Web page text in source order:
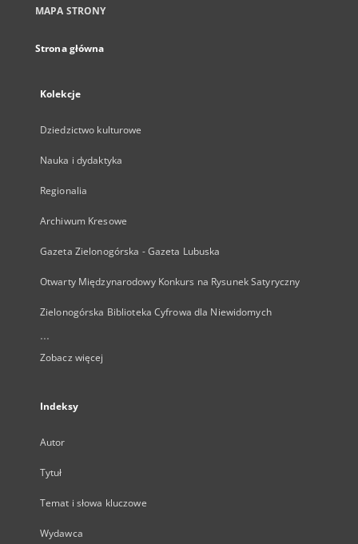
MAPA STRONY
Strona główna
Kolekcje
Dziedzictwo kulturowe
Nauka i dydaktyka
Regionalia
Archiwum Kresowe
Gazeta Zielonogórska - Gazeta Lubuska
Otwarty Międzynarodowy Konkurs na Rysunek Satyryczny
Zielonogórska Biblioteka Cyfrowa dla Niewidomych
...
Zobacz więcej
Indeksy
Autor
Tytuł
Temat i słowa kluczowe
Wydawca